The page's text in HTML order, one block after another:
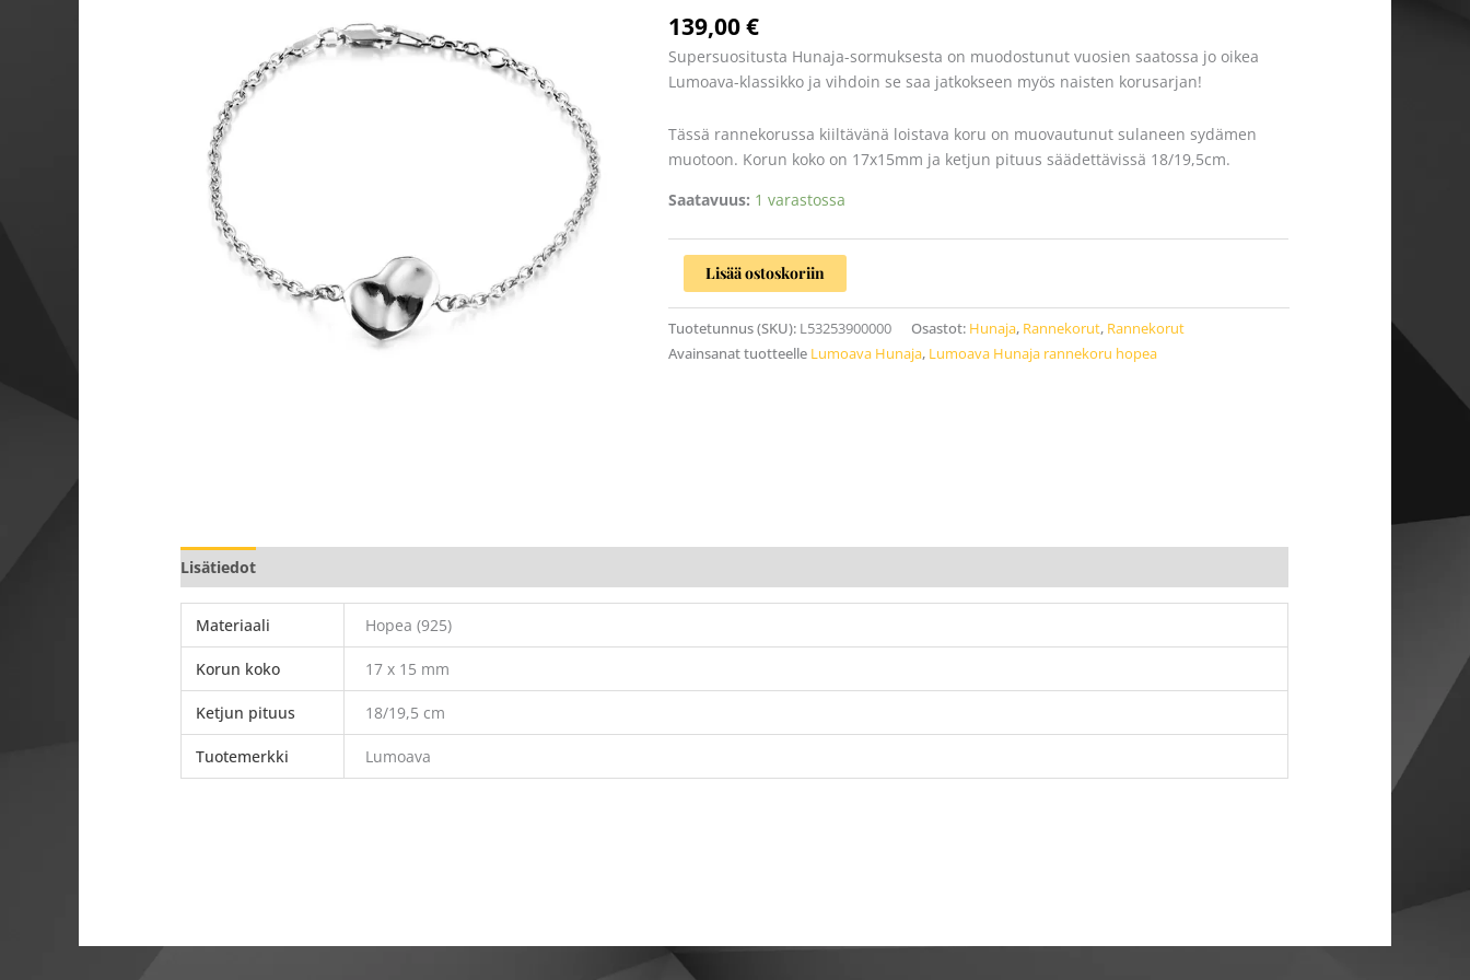
139,00€
Supersuositusta Hunaja-sormuksesta on muodostunut vuosien saatossa jo oikea
Lumoava-klassikko ja vihdoin se saa jatkokseen myös naisten korusarjan!
Tässä rannekorussa kiiltävänä loistava koru on muovautunut sulaneen sydämen
muotoon. Korun koko on 17x15mm ja ketjun pituus säädettävissä 18/19,5cm.
Saatavuus: 1 varastossa
Lisää ostoskoriin
Tuotetunnus (SKU): L53253900000 Osastot: Hunaja, Rannekorut, Rannekorut
Avainsanat tuotteelle Lumoava Hunaja, Lumoava Hunaja rannekoru hopea
Lisätiedot
Materiaali Hopea (925)
Korun koko 17 x 15 mm
Ketjun pituus 18/19,5 cm
Tuotemerkki Lumoava